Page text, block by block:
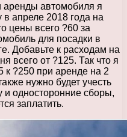
аренды автомобиля я
апреле 2018 года на
цены всего ?60 за
для посадки в
Добавьте к расходам на
всего от ?125. Так что я
к ?250 при аренде на 2
нужно будет учесть
и односторонние сборы,
заплатить.